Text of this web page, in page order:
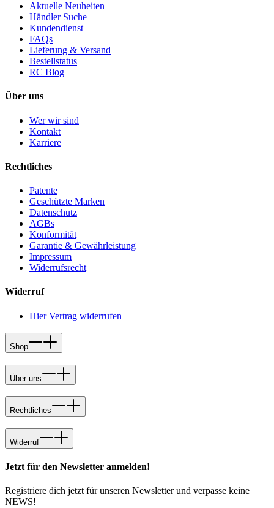
Aktuelle Neuheiten
Händler Suche
Kundendienst
FAQs
Lieferung & Versand
Bestellstatus
RC Blog
Über uns
Wer wir sind
Kontakt
Karriere
Rechtliches
Patente
Geschützte Marken
Datenschutz
AGBs
Konformität
Garantie & Gewährleistung
Impressum
Widerrufsrecht
Widerruf
Hier Vertrag widerrufen
Shop
Über uns
Rechtliches
Widerruf
Jetzt für den Newsletter anmelden!
Registriere dich jetzt für unseren Newsletter und verpasse keine
NEWS!